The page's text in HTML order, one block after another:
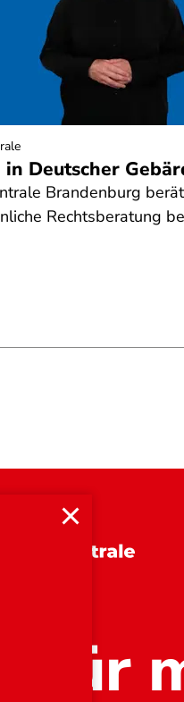
Deutscher
Brandenburg
Rechtsberatung
für